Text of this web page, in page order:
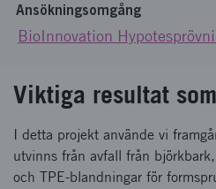
Ansökningsomgång
BioInnovation
Viktiga resultat
I detta projekt använde vi
utvinns från avfall från
och TPE-blandningar för